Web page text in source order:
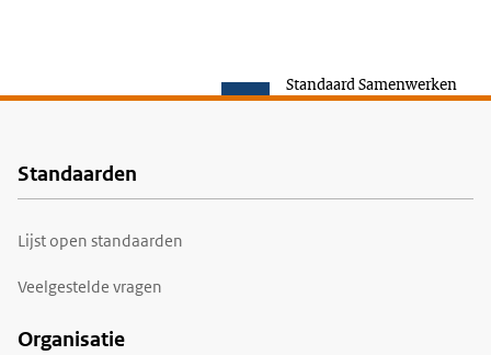
Standaard Samenwerken
Voet
Standaarden
Lijst open standaarden
Veelgestelde vragen
Organisatie